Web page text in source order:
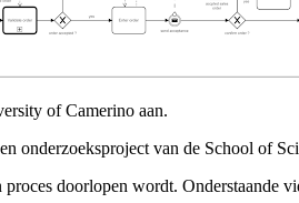
of Camerino aan.
onderzoeksproject van de School of
doorlopen wordt. Onderstaande